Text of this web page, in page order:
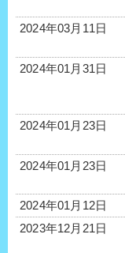
2024年03月11日
2024年01月31日
2024年01月23日
2024年01月23日
2024年01月12日
2023年12月21日